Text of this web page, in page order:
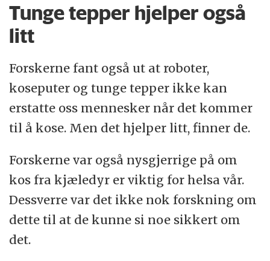
Tunge tepper hjelper også
litt
Forskerne fant også ut at roboter,
koseputer og tunge tepper ikke kan
erstatte oss mennesker når det kommer
til å kose. Men det hjelper litt, finner de.
Forskerne var også nysgjerrige på om
kos fra kjæledyr er viktig for helsa vår.
Dessverre var det ikke nok forskning om
dette til at de kunne si noe sikkert om
det.